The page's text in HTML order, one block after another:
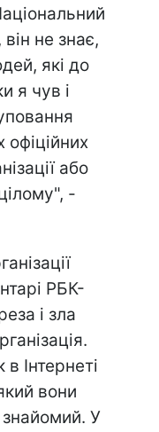
не знає,
які до
я чув і
або
-
РБК-
​​і зла
Інтернеті
вони
У